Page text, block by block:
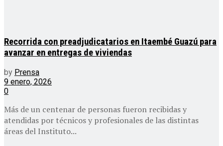
Recorrida con preadjudicatarios en Itaembé Guazú para
avanzar en entregas de viviendas
by Prensa
9 enero, 2026
0
Más de un centenar de personas fueron recibidas y
atendidas por técnicos y profesionales de las distintas
áreas del Instituto...